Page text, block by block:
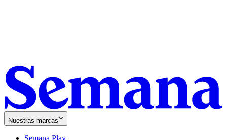
Nuestras marcas
Semana Play